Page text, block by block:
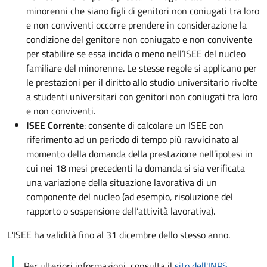
minorenni che siano figli di genitori non coniugati tra loro
e non conviventi occorre prendere in considerazione la
condizione del genitore non coniugato e non convivente
per stabilire se essa incida o meno nell’ISEE del nucleo
familiare del minorenne. Le stesse regole si applicano per
le prestazioni per il diritto allo studio universitario rivolte
a studenti universitari con genitori non coniugati tra loro
e non conviventi.
ISEE Corrente: consente di calcolare un ISEE con
riferimento ad un periodo di tempo più ravvicinato al
momento della domanda della prestazione nell’ipotesi in
cui nei 18 mesi precedenti la domanda si sia verificata
una variazione della situazione lavorativa di un
componente del nucleo (ad esempio, risoluzione del
rapporto o sospensione dell’attività lavorativa).
L'ISEE ha validità fino al 31 dicembre dello stesso anno.